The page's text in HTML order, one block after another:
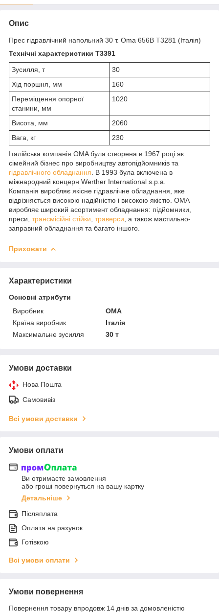
Опис
Прес гідравлічний напольний 30 т. Oma 656B T3281 (Італія)
Технічні характеристики T3391
Зусилля, т
30
Хід поршня, мм
160
Переміщення опорної
станини, мм
1020
Висота, мм
2060
Вага, кг
230
Італійська компанія OMA була створена в 1967 році як
сімейний бізнес про виробництву автопідйомників та
гідравлічного обладнання . В 1993 була включена в
міжнародний концерн Werther International s.p.a.
Компанія виробляє якісне гідравлічне обладнання, яке
відрізняється високою надійністю і високою якістю. ОМА
виробляє широкий асортимент обладнання: підйомники,
преси, трансмісійні стійки траверси , а також мастильно-
заправний обладнання та багато іншого.
Приховати
Характеристики
Основні атрибути
Виробник
OMA
Країна виробник
Італія
Максимальне зусилля
30 т
Умови доставки
Нова Пошта
Самовивіз
Всі умови доставки
Умови оплати
Ви отримаєте замовлення
або гроші повернуться на вашу картку
Детальніше
Післяплата
Оплата на рахунок
Готівкою
Всі умови оплати
Умови повернення
Повернення товару впродовж 14 днів за домовленістю